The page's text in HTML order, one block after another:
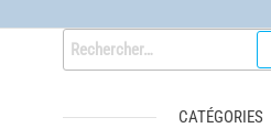
Rechercher :
CATÉGORIES